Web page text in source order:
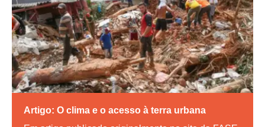
Artigo: O clima e o acesso à terra urbana